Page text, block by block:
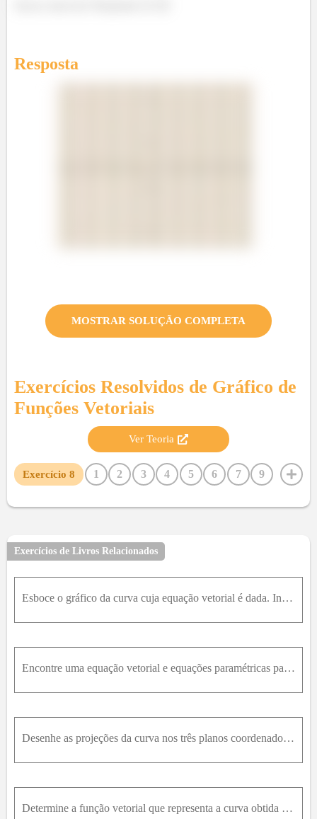
Resposta
MOSTRAR SOLUÇÃO COMPLETA
Exercícios Resolvidos de Gráfico de
Funções Vetoriais
Ver Teoria
Exercício 8 1 2 3 4 5 6 7
9
Exercícios de Livros Relacionados
Esboce o gráfico da curva cuja equação vetorial é dada. Indique com setas a direção na qual o parâmetro t cresce. r t = t ,2 - t ,2 t
Encontre uma equação vetorial e equações paramétricas para o segmento de reta que liga P e Q. P 0 , - 1,1 , Q 1 2 , 1 3 , 1 4
Desenhe as projeções da curva nos três planos coordenados. Use essas projeções para ajudá-lo a esboçar a curva. r t = t , sen ⁡ t , 2c o st
Determine a função vetorial que representa a curva obtida pela interseção das duas superfícies. z = x 2 - y 2 x 2 + y 2 = 1